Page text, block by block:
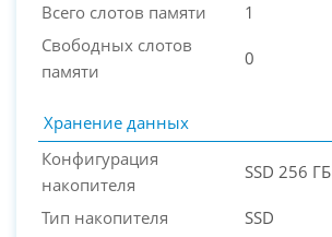
Всего слотов памяти
1
Свободных слотов
памяти
0
Хранение данных
Конфигурация
накопителя
SSD 256 ГБ
Тип накопителя
SSD